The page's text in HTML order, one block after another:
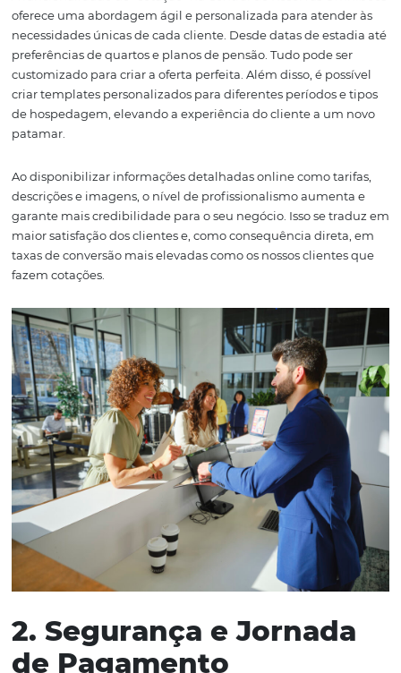
1. Agilidade,
Personalização e
Profissionalismo
oferece uma abordagem ágil e personalizada para
necessidades únicas de cada cliente. Desde datas de
preferências de quartos e planos de pensão. Tudo pode
customizado para criar a oferta perfeita. Além disso, é
criar templates personalizados para diferentes períodos
patamar.
Ao disponibilizar informações detalhadas online como
descrições e imagens, o nível de profissionalismo
garante mais credibilidade para o seu negócio. Isso se
maior satisfação dos clientes e, como consequência
taxas de conversão mais elevadas como os nossos
fazem cotações.